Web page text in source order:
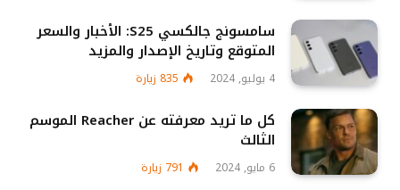
سامسونج جالكسي S25: الأخبار والسعر
المتوقع وتاريخ الإصدار والمزيد
4 يوليو, 2024 835 زيارة
كل ما تريد معرفته عن Reacher الموسم
الثالث
6 مايو, 2024 791 زيارة